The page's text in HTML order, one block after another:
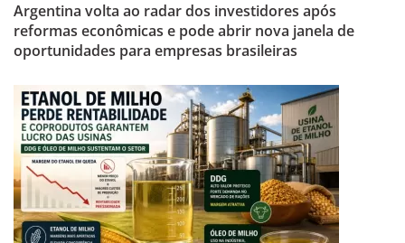
Argentina volta ao radar dos investidores após
reformas econômicas e pode abrir nova janela de
oportunidades para empresas brasileiras